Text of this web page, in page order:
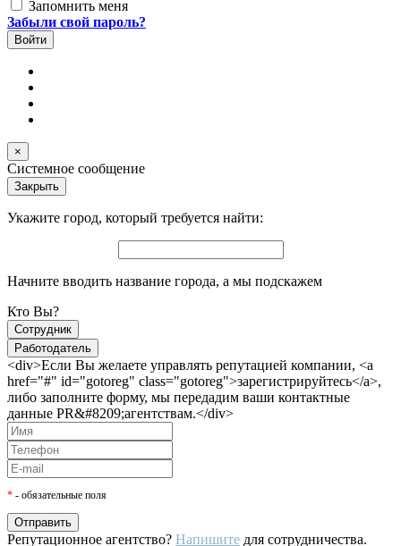
Запомнить меня
Забыли свой пароль?
×
Системное сообщение
Закрыть
Укажите город, который требуется найти:
Начните вводить название города, а мы подскажем
Кто Вы?
Сотрудник
Работодатель
<div>Если Вы желаете управлять репутацией компании, <a
href="#" id="gotoreg" class="gotoreg">зарегистрируйтесь</a>,
либо заполните форму, мы передадим ваши контактные
данные PR&#8209;агентствам.</div>
* - обязательные поля
Репутационное агентство? Напишите для сотрудничества.